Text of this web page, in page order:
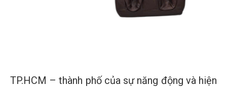
TP.HCM – thành phố của sự năng động và hiện